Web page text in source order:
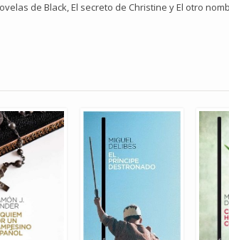
de Black, El secreto de Christine y El otro